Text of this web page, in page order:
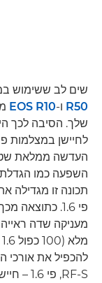
שים לב ששימוש
R50 ו-EOS R10
לחיישן במצלמות
העדשה ממלאת
תכונה זו מגדילה
להכפיל את אורכי
RF-S, פי 1.6 – חיישן ה-APS-C יקרב אותך עוד יותר מיידית!